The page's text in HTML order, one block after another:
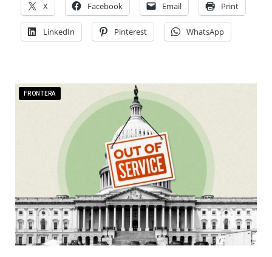
X Facebook Email Print
LinkedIn Pinterest WhatsApp
FRONTERA